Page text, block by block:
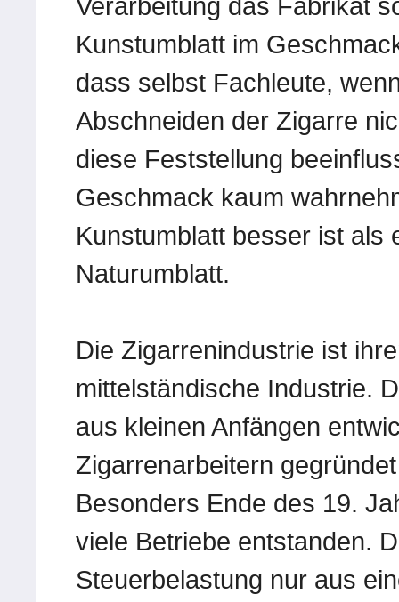
Verarbeitung das Fabrikat
Kunstumblatt im
dass selbst Fachleute,
Abschneiden der Zigarre
diese Feststellung
Geschmack kaum
Kunstumblatt besser ist als
Naturumblatt.
Die Zigarrenindustrie ist
mittelständische Industrie.
aus kleinen Anfängen
Zigarrenarbeitern
Besonders Ende des 19.
viele Betriebe entstanden.
Steuerbelastung nur aus